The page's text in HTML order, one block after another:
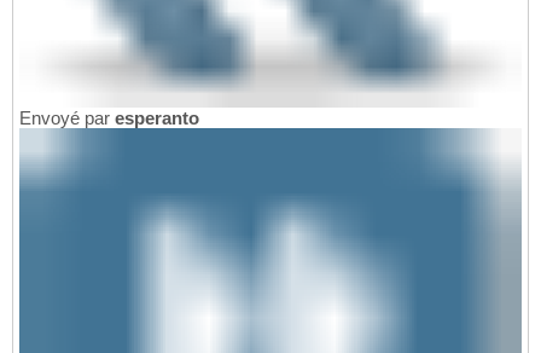
Envoyé par esperanto